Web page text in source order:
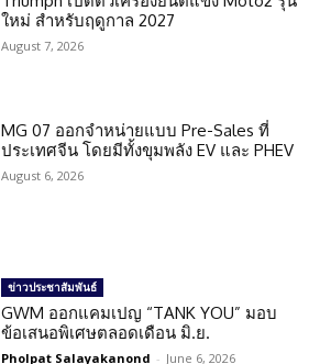
ใหม่ สำหรับฤดูกาล 2027
August 7, 2026
MG 07 ออกจำหน่ายแบบ Pre-Sales ที่
ประเทศจีน โดยมีทั้งขุมพลัง EV และ PHEV
August 6, 2026
ข่าวประชาสัมพันธ์
GWM ออกแคมเปญ “TANK YOU” มอบ
ข้อเสนอพิเศษตลอดเดือน มิ.ย.
Pholpat Salayakanond - June 6, 2026